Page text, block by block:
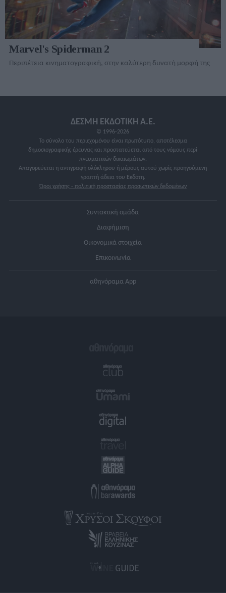
Marvel's Spiderman 2
Περιπέτεια κινηματογραφική, στην καλύτερη δυνατή μορφή της
ΔΕΣΜΗ ΕΚΔΟΤΙΚΗ A.E.
© 1996-2026
Το σύνολο του περιεχομένου είναι πρωτότυπο, αποτέλεσμα
δημοσιογραφικής έρευνας και προστατεύεται από τους νόμους περί
πνευματικών δικαιωμάτων.
Απαγορεύεται η αντιγραφή ολόκληρου ή μέρους αυτού χωρίς προηγούμενη
γραπτή άδεια του Εκδότη.
Όροι χρήσης - πολιτική προστασίας προσωπικών δεδομένων
Συντακτική ομάδα
Διαφήμιση
Οικονομικά στοιχεία
Επικοινωνία
αθηνόραμα App